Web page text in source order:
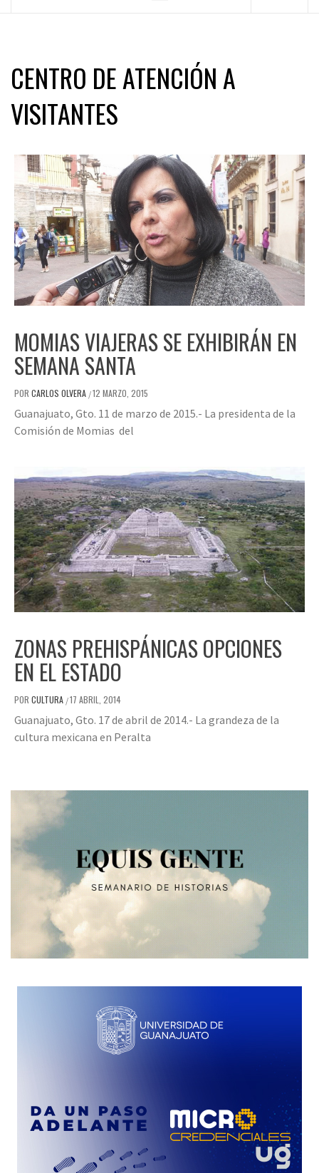
CENTRO DE ATENCIÓN A
VISITANTES
MOMIAS VIAJERAS SE EXHIBIRÁN EN
SEMANA SANTA
POR CARLOS OLVERA /12 MARZO, 2015
Guanajuato, Gto. 11 de marzo de 2015.- La presidenta de la
Comisión de Momias del
ZONAS PREHISPÁNICAS OPCIONES
EN EL ESTADO
POR CULTURA /17 ABRIL, 2014
Guanajuato, Gto. 17 de abril de 2014.- La grandeza de la
cultura mexicana en Peralta